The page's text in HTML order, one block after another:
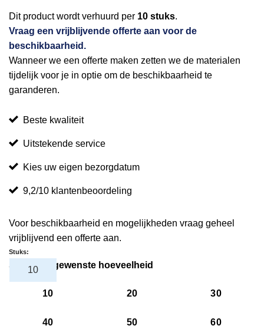
Dit product wordt verhuurd per 10 stuks.
Vraag een vrijblijvende offerte aan voor de
beschikbaarheid.
Wanneer we een offerte maken zetten we de materialen
tijdelijk voor je in optie om de beschikbaarheid te
garanderen.
Beste kwaliteit
Uitstekende service
Kies uw eigen bezorgdatum
9,2/10 klantenbeoordeling
Voor beschikbaarheid en mogelijkheden vraag geheel
vrijblijvend een offerte aan.
Selecteer gewenste hoeveelheid
10 20 30
40 50 60
Stuks: